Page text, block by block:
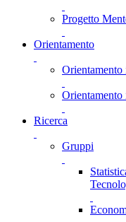
Progetto
Orientamento
Orientamento
Orientamento
Ricerca
Gruppi